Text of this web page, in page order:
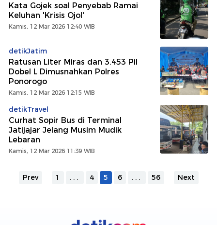
Kata Gojek soal Penyebab Ramai
Keluhan 'Krisis Ojol'
Kamis, 12 Mar 2026 12:40 WIB
detikJatim
Ratusan Liter Miras dan 3.453 Pil
Dobel L Dimusnahkan Polres
Ponorogo
Kamis, 12 Mar 2026 12:15 WIB
detikTravel
Curhat Sopir Bus di Terminal
Jatijajar Jelang Musim Mudik
Lebaran
Kamis, 12 Mar 2026 11:39 WIB
Prev 1 ... 4 5 6 ... 56 Next